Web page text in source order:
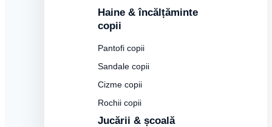
Haine & încălțăminte
copii
Pantofi copii
Sandale copii
Cizme copii
Rochii copii
Jucării & școală